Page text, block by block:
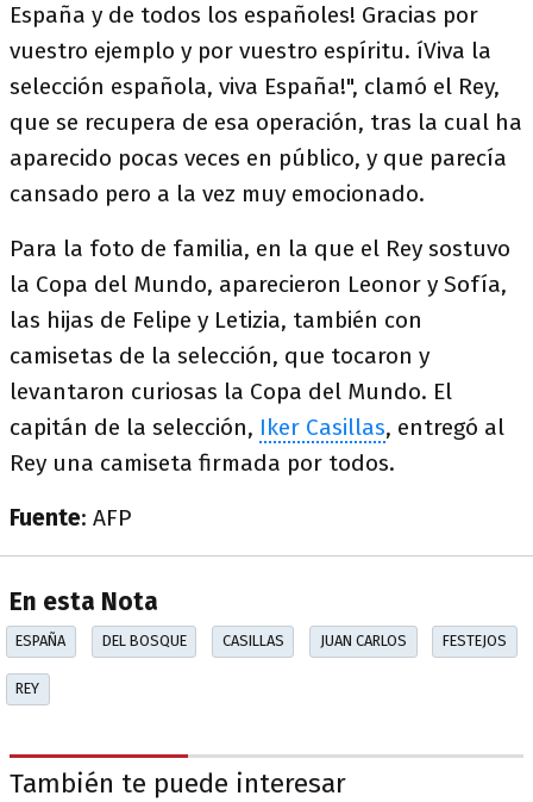
España y de todos los españoles! Gracias por
vuestro ejemplo y por vuestro espíritu. íViva la
selección española, viva España!", clamó el Rey,
que se recupera de esa operación, tras la cual ha
aparecido pocas veces en público, y que parecía
cansado pero a la vez muy emocionado.
Para la foto de familia, en la que el Rey sostuvo
la Copa del Mundo, aparecieron Leonor y Sofía,
las hijas de Felipe y Letizia, también con
camisetas de la selección, que tocaron y
levantaron curiosas la Copa del Mundo. El
capitán de la selección, Iker Casillas, entregó al
Rey una camiseta firmada por todos.
Fuente: AFP
En esta Nota
ESPAÑA DEL BOSQUE CASILLAS JUAN CARLOS FESTEJOS
REY
También te puede interesar